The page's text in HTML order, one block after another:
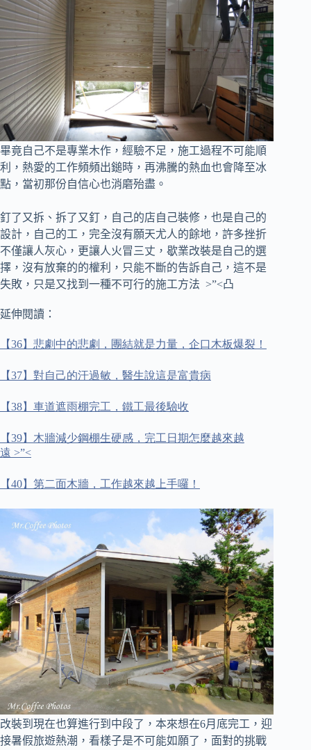
畢竟自己不是專業木作，經驗不足，施工過程不可能順
利， 熱愛的工作頻頻出鎚時，再沸騰的熱血也會降至冰
點，當初那份自信心也消磨殆盡。
釘了又拆、拆了又釘，自己的店自己裝修，也是自己的
設計，自己的工，完全沒有願天尤人的餘地， 許多挫折
不僅讓人灰心，更讓人火冒三丈，歇業改裝是自己的選
擇，沒有放棄的的權利，只能不斷的告訴自己，這不是
失敗，只是又找到一種不可行的施工方法 >”<凸
延伸閱讀：
【36】悲劇中的悲劇，團結就是力量，企口木板爆裂！
【37】對自己的汗過敏，醫生說這是富貴病
【38】車道遮雨棚完工，鐵工最後驗收
【39】木牆減少鋼棚生硬感，完工日期怎麼越來越
遠 >”<
【40】第二面木牆，工作越來越上手囉！
改裝到現在也算進行到中段了，本來想在6月底完工，迎
接暑假旅遊熱潮，看樣子是不可能如願了， 面對的挑戰